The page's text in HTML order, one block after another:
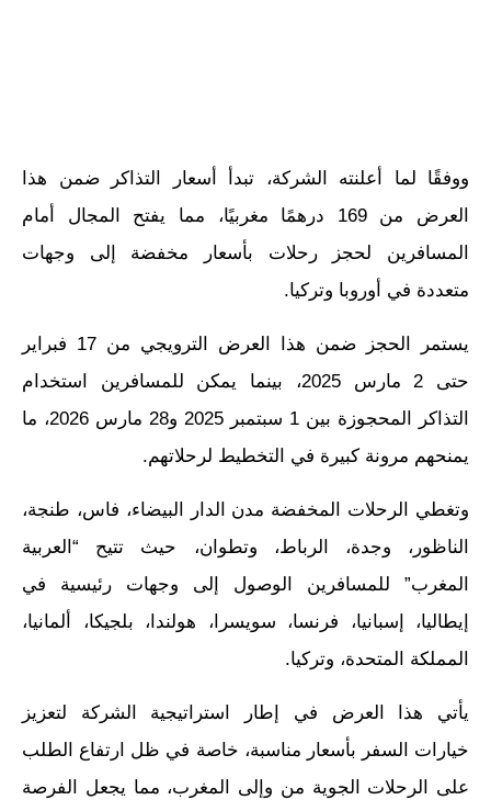
ووفقًا لما أعلنته الشركة، تبدأ أسعار التذاكر ضمن هذا
العرض من 169 درهمًا مغربيًا، مما يفتح المجال أمام
المسافرين لحجز رحلات بأسعار مخفضة إلى وجهات
متعددة في أوروبا وتركيا.
يستمر الحجز ضمن هذا العرض الترويجي من 17 فبراير
حتى 2 مارس 2025، بينما يمكن للمسافرين استخدام
التذاكر المحجوزة بين 1 سبتمبر 2025 و28 مارس 2026، ما
يمنحهم مرونة كبيرة في التخطيط لرحلاتهم.
وتغطي الرحلات المخفضة مدن الدار البيضاء، فاس، طنجة،
الناظور، وجدة، الرباط، وتطوان، حيث تتيح “العربية
المغرب” للمسافرين الوصول إلى وجهات رئيسية في
إيطاليا، إسبانيا، فرنسا، سويسرا، هولندا، بلجيكا، ألمانيا،
المملكة المتحدة، وتركيا.
يأتي هذا العرض في إطار استراتيجية الشركة لتعزيز
خيارات السفر بأسعار مناسبة، خاصة في ظل ارتفاع الطلب
على الرحلات الجوية من وإلى المغرب، مما يجعل الفرصة